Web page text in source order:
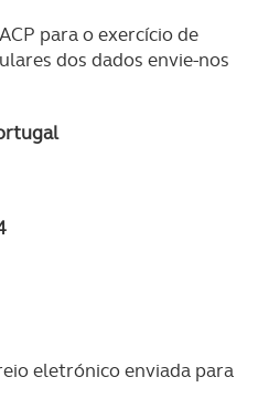
para o exercício de
dos dados envie-nos
eletrónico enviada para